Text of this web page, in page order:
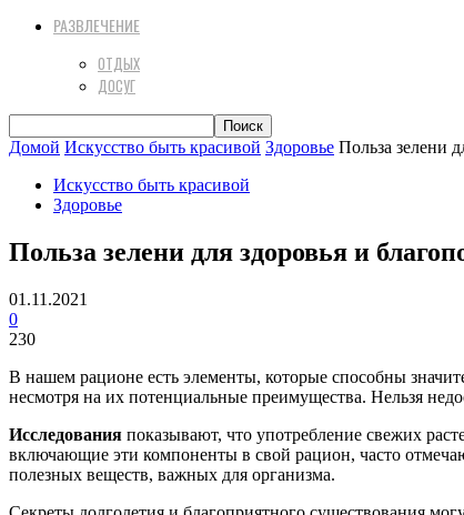
РАЗВЛЕЧЕНИЕ
ОТДЫХ
ДОСУГ
Домой Искусство быть красивой Здоровье Польза зелени
Искусство быть красивой
Здоровье
Польза зелени для здоровья и
01.11.2021
0
230
В нашем рационе есть элементы, которые способны
несмотря на их потенциальные преимущества. Нельзя
Исследования показывают, что употребление свежих
включающие эти компоненты в свой рацион, часто
полезных веществ, важных для организма.